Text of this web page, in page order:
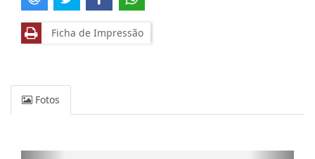
Ficha de Impressão
Fotos